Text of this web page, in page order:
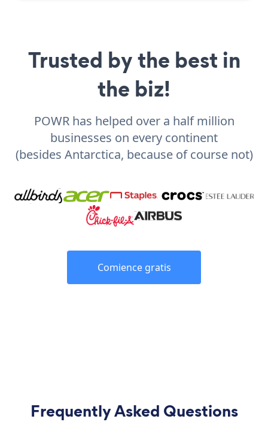
Trusted by the best in
the biz!
POWR has helped over a half million
businesses on every continent
(besides Antarctica, because of course not)
Comience gratis
Frequently Asked Questions